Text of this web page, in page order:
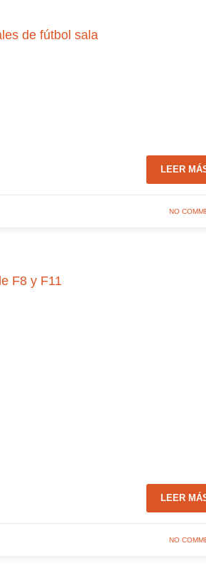
de fútbol sala
LEER
NO
F8 y F11
LEER
NO